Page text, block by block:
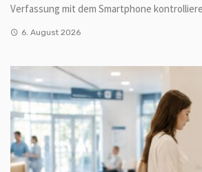
Verfassung mit dem Smartphone
6. August 2026